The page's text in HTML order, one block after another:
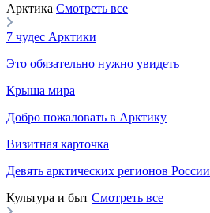
Арктика Смотреть все
7 чудес Арктики
Это обязательно нужно увидеть
Крыша мира
Добро пожаловать в Арктику
Визитная карточка
Девять арктических регионов России
Культура и быт Смотреть все